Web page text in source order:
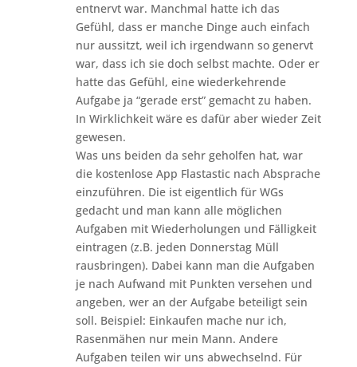
entnervt war. Manchmal hatte ich das
Gefühl, dass er manche Dinge auch einfach
nur aussitzt, weil ich irgendwann so genervt
war, dass ich sie doch selbst machte. Oder er
hatte das Gefühl, eine wiederkehrende
Aufgabe ja “gerade erst” gemacht zu haben.
In Wirklichkeit wäre es dafür aber wieder Zeit
gewesen.
Was uns beiden da sehr geholfen hat, war
die kostenlose App Flastastic nach Absprache
einzuführen. Die ist eigentlich für WGs
gedacht und man kann alle möglichen
Aufgaben mit Wiederholungen und Fälligkeit
eintragen (z.B. jeden Donnerstag Müll
rausbringen). Dabei kann man die Aufgaben
je nach Aufwand mit Punkten versehen und
angeben, wer an der Aufgabe beteiligt sein
soll. Beispiel: Einkaufen mache nur ich,
Rasenmähen nur mein Mann. Andere
Aufgaben teilen wir uns abwechselnd. Für